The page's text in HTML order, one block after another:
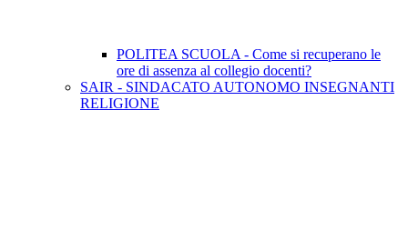
POLITEA SCUOLA - Come si recuperano le
ore di assenza al collegio docenti?
SAIR - SINDACATO AUTONOMO INSEGNANTI
RELIGIONE